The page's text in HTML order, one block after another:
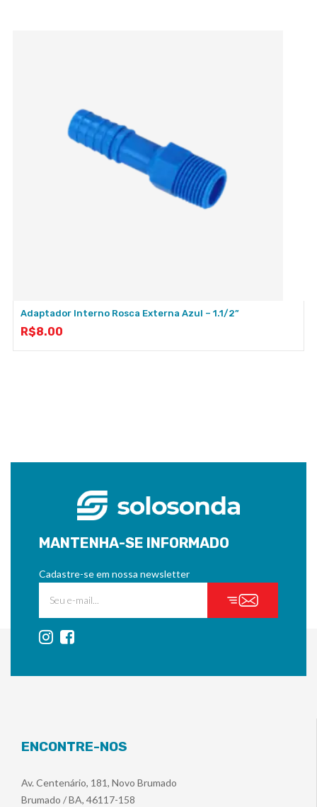
Adaptador Interno Rosca Externa Azul – 1.1/2”
R$8.00
MANTENHA-SE INFORMADO
Cadastre-se em nossa newsletter
ENCONTRE-NOS
Av. Centenário, 181, Novo Brumado
Brumado / BA, 46117-158